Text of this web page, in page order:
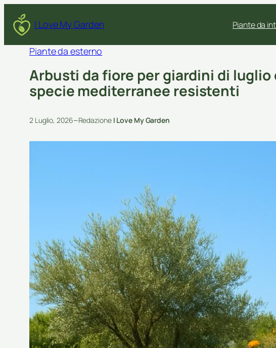
I Love My Garden Piante da
Piante da esterno
Arbusti da fiore per giardini di luglio
specie mediterranee resistenti
2 Luglio, 2026–Redazione I Love My Garden